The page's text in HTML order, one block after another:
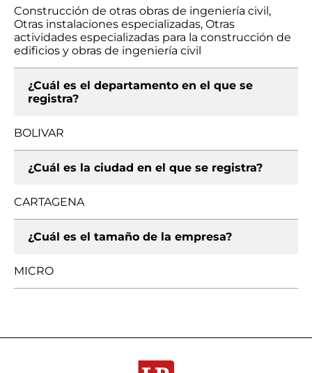
Construcción de otras obras de ingeniería civil,
Otras instalaciones especializadas, Otras
actividades especializadas para la construcción de
edificios y obras de ingeniería civil
¿Cuál es el departamento en el que se
registra?
BOLIVAR
¿Cuál es la ciudad en el que se registra?
CARTAGENA
¿Cuál es el tamaño de la empresa?
MICRO